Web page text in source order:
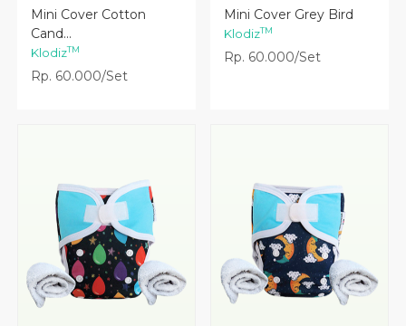
Lihat Detail
Mini Cover Cotton
Cand...
KlodizTM
Rp. 60.000/Set
Lihat Detail
Mini Cover Grey Bird
KlodizTM
Rp. 60.000/Set